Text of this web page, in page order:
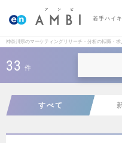
若手ハイ
神奈川県のマーケティングリサーチ・分析の転職・求
33 件
すべて